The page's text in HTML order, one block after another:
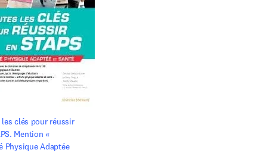
les clés pour réussir
Mention «
Physique Adaptée